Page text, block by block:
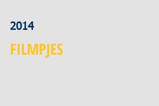
2014
FILMPJES